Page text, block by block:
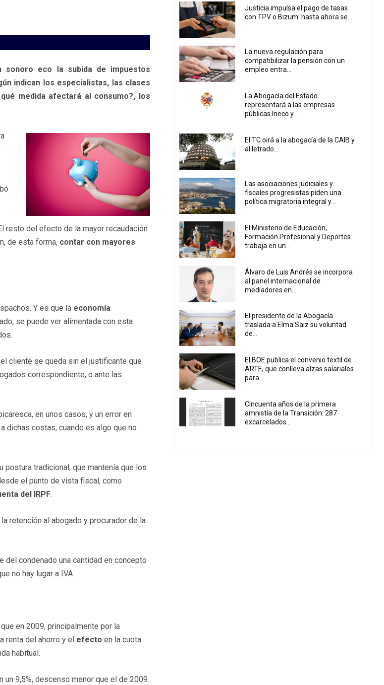
sonoro eco la subida de impuestos
indican los especialistas, las clases
medida afectará al consumo?, los
resto del efecto de la mayor recaudación
de esta forma, contar con mayores
Y es que la economía
se puede ver alimentada con esta
cliente se queda sin el justificante que
correspondiente, o ante las
en unos casos, y un error en
dichas costas, cuando es algo que no
postura tradicional, que mantenía que los
el punto de vista fiscal, como
del IRPF.
retención al abogado y procurador de la
del condenado una cantidad en concepto
no hay lugar a IVA.
en 2009, principalmente por la
renta del ahorro y el efecto en la cuota
habitual.
9,5%, descenso menor que el de 2009.
Justicia impulsa el pago de tasas
con TPV o Bizum: hasta ahora se...
La nueva regulación para
compatibilizar la pensión con un
empleo entra...
La Abogacía del Estado
representará a las empresas
públicas Ineco y...
El TC oirá a la abogacía de la CAIB y
al letrado...
Las asociaciones judiciales y
fiscales progresistas piden una
política migratoria integral y...
El Ministerio de Educación,
Formación Profesional y Deportes
trabaja en un...
Álvaro de Luis Andrés se incorpora
al panel internacional de
mediadores en...
El presidente de la Abogacía
traslada a Elma Saiz su voluntad
de...
El BOE publica el convenio textil de
ARTE, que conlleva alzas salariales
para...
Cincuenta años de la primera
amnistía de la Transición: 287
excarcelados...